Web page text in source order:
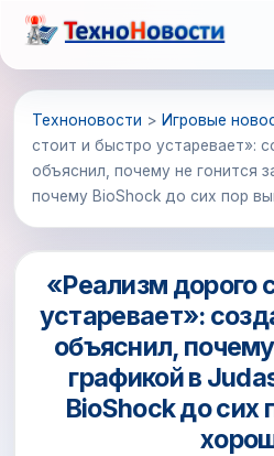
Перейти
содержимому
Техноновости > Игровые
стоит и быстро устаревает»:
объяснил, почему не гонится
почему BioShock до сих пор
«Реализм дорого
устаревает»:
объяснил, почему
графикой в
BioShock до сих